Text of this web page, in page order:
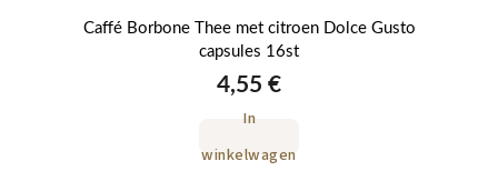
Caffé Borbone Thee met citroen Dolce Gusto
capsules 16st
4,55 €
In
winkelwagen